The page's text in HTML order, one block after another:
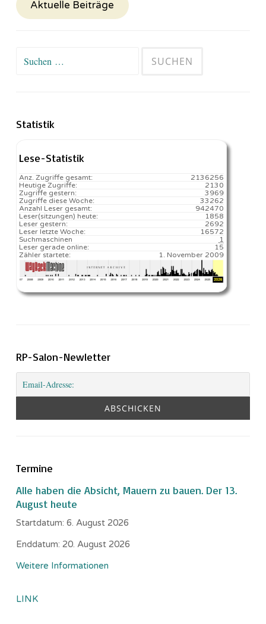
Aktuelle Beiträge
Suchen
Statistik
Lese-Statistik
2136256
Anz. Zugriffe gesamt:
2130
Heutige Zugriffe:
3969
Zugriffe gestern:
33262
Zugriffe diese Woche:
942470
Anzahl Leser gesamt:
1858️
Leser(sitzungen) heute:
2692
Leser gestern:
16572️
Leser letzte Woche:
1
Suchmaschinen
15
Leser gerade online:
1. November 2009
Zähler startete:
RP-Salon-Newletter
Termine
Alle haben die Absicht, Mauern zu bauen. Der 13.
August heute
Startdatum: 6. August 2026
Enddatum: 20. August 2026
Weitere Informationen
LINK